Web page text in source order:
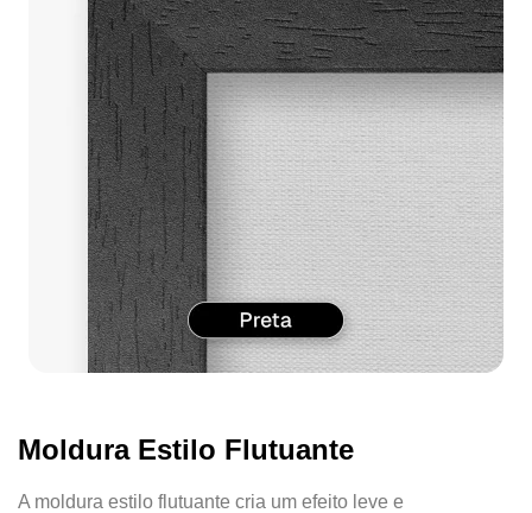
Moldura Estilo Flutuante
A moldura estilo flutuante cria um efeito leve e